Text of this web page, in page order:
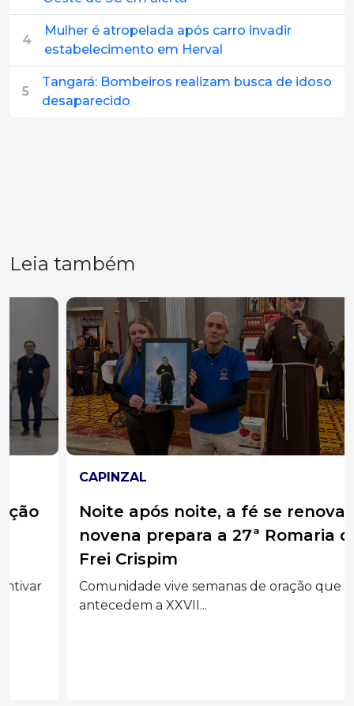
4
Mulher é atropelada após carro invadir
estabelecimento em Herval
5
Tangará: Bombeiros realizam busca de idoso
desaparecido
Leia também
CAPINZAL
Noite após noite, a fé se renova:
novena prepara a 27ª Romaria de
Frei Crispim
Comunidade vive semanas de oração que
antecedem a XXVII...